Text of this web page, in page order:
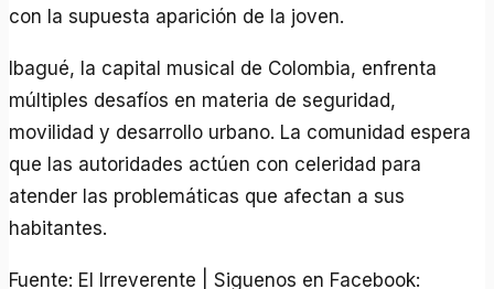
con la supuesta aparición de la joven.
Ibagué, la capital musical de Colombia, enfrenta
múltiples desafíos en materia de seguridad,
movilidad y desarrollo urbano. La comunidad espera
que las autoridades actúen con celeridad para
atender las problemáticas que afectan a sus
habitantes.
Fuente: El Irreverente | Siguenos en Facebook: